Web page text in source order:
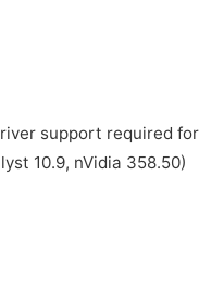
support required for
10.9, nVidia 358.50)